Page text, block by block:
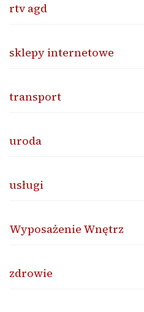
rtv agd
sklepy internetowe
transport
uroda
usługi
Wyposażenie Wnętrz
zdrowie